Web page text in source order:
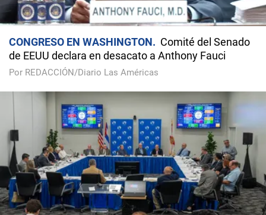
CONGRESO EN WASHINGTON
Comité del Senado
de EEUU declara en desacato a Anthony Fauci
Por REDACCIÓN/Diario Las Américas